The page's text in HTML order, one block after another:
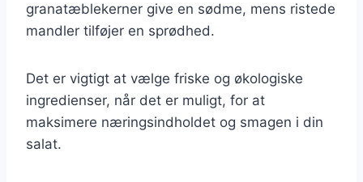
granatæblekerner give en sødme, mens ristede
mandler tilføjer en sprødhed.
Det er vigtigt at vælge friske og økologiske
ingredienser, når det er muligt, for at
maksimere næringsindholdet og smagen i din
salat.